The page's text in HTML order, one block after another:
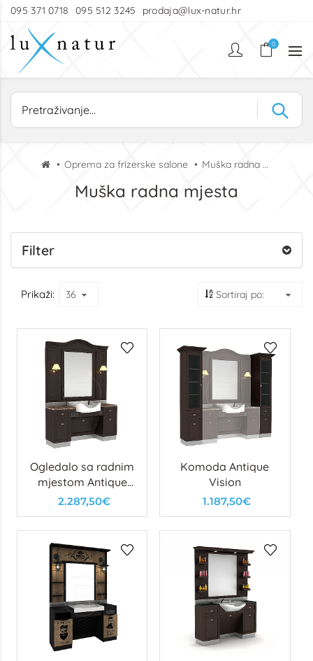
095 371 0718 095 512 3245 prodaja@lux-natur.hr
0
Oprema za frizerske salone Muška radna mjesta
Muška radna mjesta
Filter
Prikaži:
Ogledalo sa radnim
mjestom Antique
Man
2.287,50€
Komoda Antique
Vision
1.187,50€